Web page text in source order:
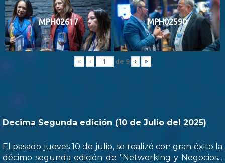
MPH02617 MPH02590
« ‹ de 9 › »
Decima Segunda edición (10 de Julio del 2025)
El pasado jueves 10 de julio, se realizó con gran éxito la
décimo segunda edición de "Networking y Negocios...